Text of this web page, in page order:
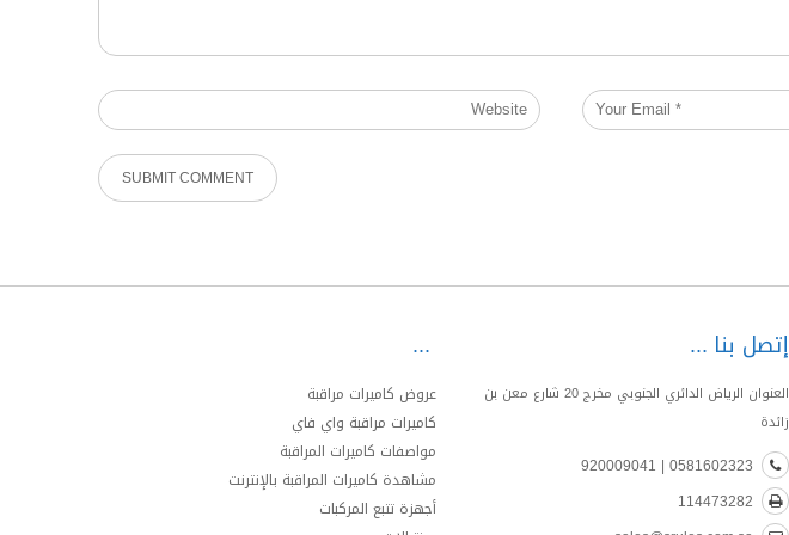
إتصل بنا
العنوان الرياض الدائري الجنوبي مخرج 20 شارع معن بن
زائدة
0581602323 | 920009041
114473282
عروض كاميرات مراقبة
كاميرات مراقبة واي فاي
مواصفات كاميرات المراقبة
مشاهدة كاميرات المراقبة بالإنترنت
أجهزة تتبع المركبات